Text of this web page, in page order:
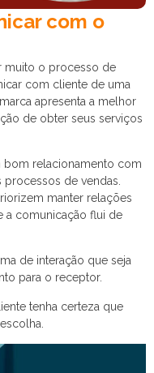
com o
muito o processo de
com cliente de uma
apresenta a melhor
de obter seus serviços
bom relacionamento com
de vendas.
manter relações
a comunicação flui de
de interação que seja
para o receptor.
tenha certeza que